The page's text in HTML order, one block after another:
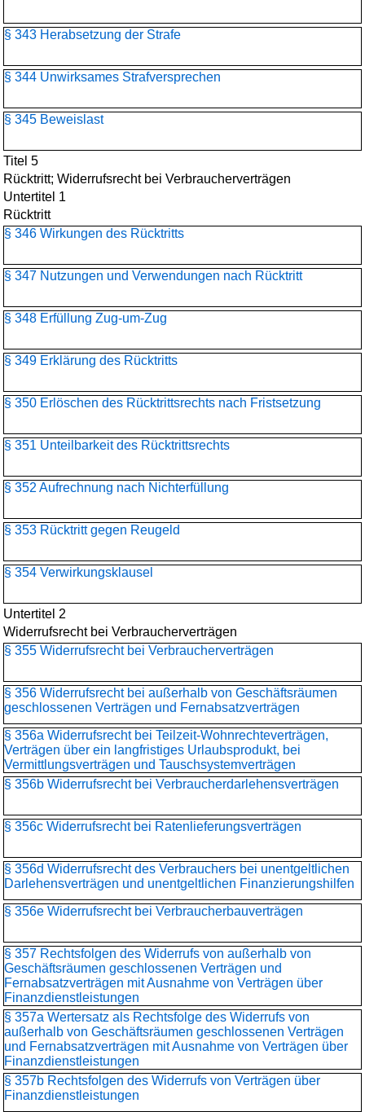
§ 343 Herabsetzung der Strafe
§ 344 Unwirksames Strafversprechen
§ 345 Beweislast
Titel 5
Rücktritt; Widerrufsrecht bei Verbraucherverträgen
Untertitel 1
Rücktritt
§ 346 Wirkungen des Rücktritts
§ 347 Nutzungen und Verwendungen nach Rücktritt
§ 348 Erfüllung Zug-um-Zug
§ 349 Erklärung des Rücktritts
§ 350 Erlöschen des Rücktrittsrechts nach Fristsetzung
§ 351 Unteilbarkeit des Rücktrittsrechts
§ 352 Aufrechnung nach Nichterfüllung
§ 353 Rücktritt gegen Reugeld
§ 354 Verwirkungsklausel
Untertitel 2
Widerrufsrecht bei Verbraucherverträgen
§ 355 Widerrufsrecht bei Verbraucherverträgen
§ 356 Widerrufsrecht bei außerhalb von Geschäftsräumen
geschlossenen Verträgen und Fernabsatzverträgen
§ 356a Widerrufsrecht bei Teilzeit-Wohnrechteverträgen,
Verträgen über ein langfristiges Urlaubsprodukt, bei
Vermittlungsverträgen und Tauschsystemverträgen
§ 356b Widerrufsrecht bei Verbraucherdarlehensverträgen
§ 356c Widerrufsrecht bei Ratenlieferungsverträgen
§ 356d Widerrufsrecht des Verbrauchers bei unentgeltlichen
Darlehensverträgen und unentgeltlichen Finanzierungshilfen
§ 356e Widerrufsrecht bei Verbraucherbauverträgen
§ 357 Rechtsfolgen des Widerrufs von außerhalb von
Geschäftsräumen geschlossenen Verträgen und
Fernabsatzverträgen mit Ausnahme von Verträgen über
Finanzdienstleistungen
§ 357a Wertersatz als Rechtsfolge des Widerrufs von
außerhalb von Geschäftsräumen geschlossenen Verträgen
und Fernabsatzverträgen mit Ausnahme von Verträgen über
Finanzdienstleistungen
§ 357b Rechtsfolgen des Widerrufs von Verträgen über
Finanzdienstleistungen